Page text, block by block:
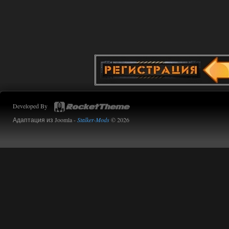
Improved Weapon Pack (I.W.P.) - UPD
06:36
Werdassver
хорош мод! задания
прикольно!
Developed By
Адаптация из Joomla -Stalker-Mods© 2026